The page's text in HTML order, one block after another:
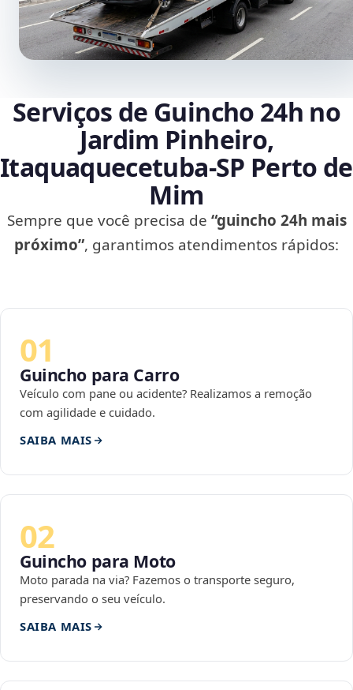
Serviços de Guincho 24h no
Jardim Pinheiro,
Itaquaquecetuba‑SP Perto de
Mim
Sempre que você precisa de “guincho 24h mais
próximo”, garantimos atendimentos rápidos:
01
Guincho para Carro
Veículo com pane ou acidente? Realizamos a remoção
com agilidade e cuidado.
SAIBA MAIS
02
Guincho para Moto
Moto parada na via? Fazemos o transporte seguro,
preservando o seu veículo.
SAIBA MAIS